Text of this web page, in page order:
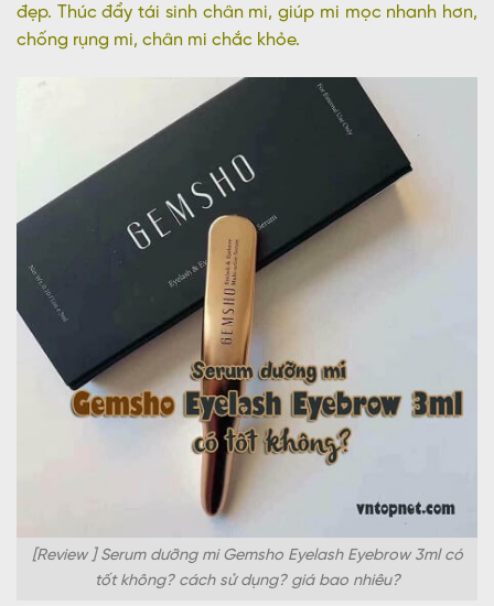
đẹp. Thúc đẩy tái sinh chân mi, giúp mi mọc nhanh hơn,
chống rụng mi, chân mi chắc khỏe.
[Review ] Serum dưỡng mi Gemsho Eyelash Eyebrow 3ml có
tốt không? cách sử dụng? giá bao nhiêu?